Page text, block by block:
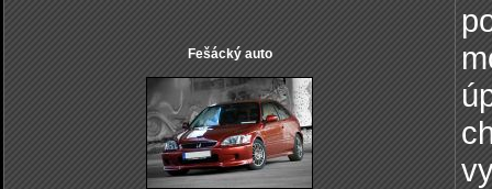
Fešácký auto